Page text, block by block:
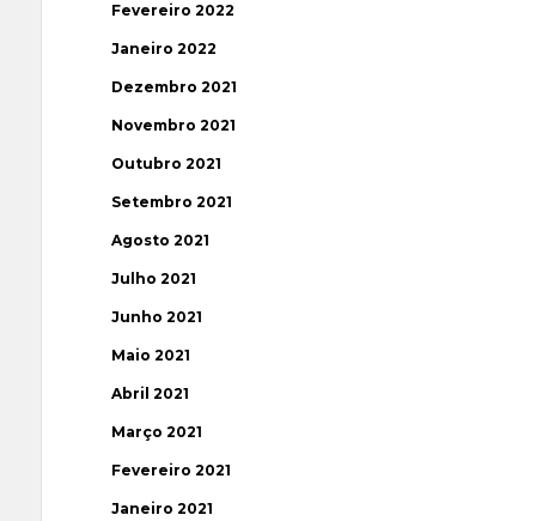
Fevereiro 2022
Janeiro 2022
Dezembro 2021
Novembro 2021
Outubro 2021
Setembro 2021
Agosto 2021
Julho 2021
Junho 2021
Maio 2021
Abril 2021
Março 2021
Fevereiro 2021
Janeiro 2021